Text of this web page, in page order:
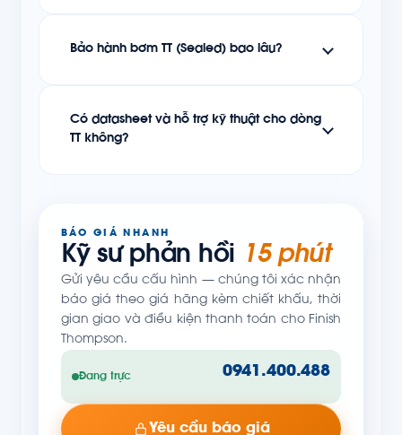
Bảo hành bơm TT (Sealed) bao lâu?
Có datasheet và hỗ trợ kỹ thuật cho dòng
TT không?
BÁO GIÁ NHANH
Kỹ sư phản hồi 15 phút
Gửi yêu cầu cấu hình — chúng tôi xác nhận
báo giá theo giá hãng kèm chiết khấu, thời
gian giao và điều kiện thanh toán cho Finish
Thompson.
Đang trực 0941.400.488
Yêu cầu báo giá